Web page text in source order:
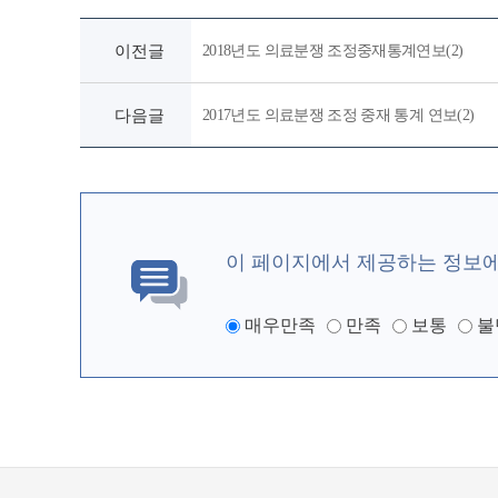
이전글 2018년도 의료분쟁 조정중재통계연보(2)
다음글 2017년도 의료분쟁 조정 중재 통계 연보(2)
이 페이지에서 제공하는 정보
매우만족 만족 보통